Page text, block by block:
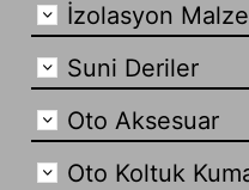
İzolasyon
Suni Deriler
Oto Aksesuar
Oto Koltuk